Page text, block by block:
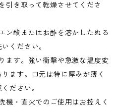
引き取って乾燥させてくださ
ン酸またはお酢を溶かしたぬる
ください。
ます。強い衝撃や急激な温度変
ます。口元は特に厚みが薄く
ださい。
機・直火でのご使用はお控えく